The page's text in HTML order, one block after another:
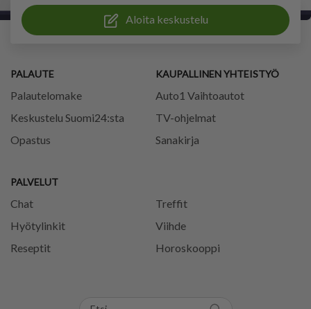
Aloita keskustelu
PALAUTE
Palautelomake
Keskustelu Suomi24:sta
Opastus
PALVELUT
Chat
Treffit
Hyötylinkit
Viihde
Reseptit
Horoskooppi
KAUPALLINEN YHTEISTYÖ
Auto1 Vaihtoautot
TV-ohjelmat
Sanakirja